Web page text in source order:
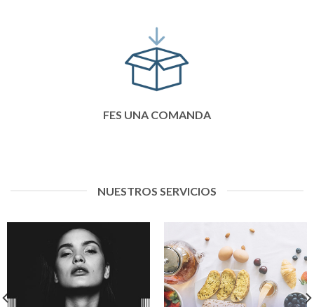
FES UNA COMANDA
NUESTROS SERVICIOS